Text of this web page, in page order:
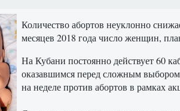
Количество абортов неуклонно
месяцев 2018 года число женщин,
На Кубани постоянно действует 60
оказавшимся перед сложным
на неделе против абортов в рамках